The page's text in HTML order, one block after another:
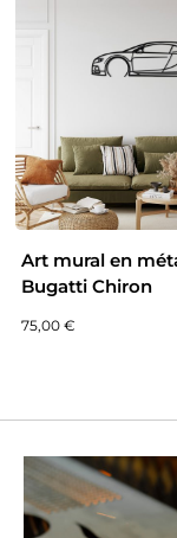
Art mural en
Bugatti Chiron
75,00 €